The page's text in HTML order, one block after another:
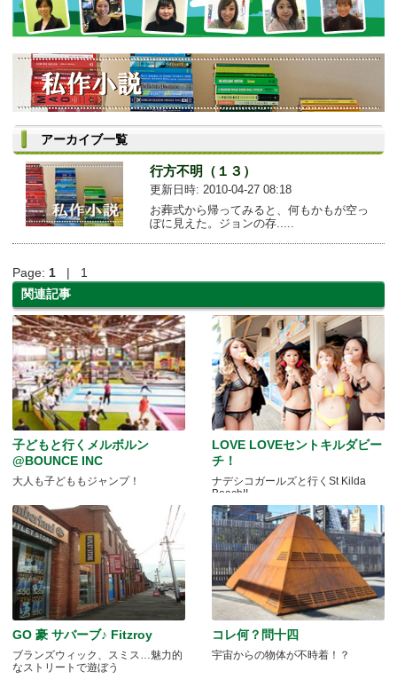
アーカイブ一覧
行方不明（１３）
更新日時: 2010-04-27 08:18
お葬式から帰ってみると、何もかもが空っ
ぽに見えた。ジョンの存.....
Page: 1 | 1
関連記事
子どもと行くメルボルン
@BOUNCE INC
大人も子どももジャンプ！
LOVE LOVEセントキルダビー
チ！
ナデシコガールズと行くSt Kilda
Beach!!
GO 豪 サバーブ♪ Fitzroy
ブランズウィック、スミス…魅力的
なストリートで遊ぼう
コレ何？問十四
宇宙からの物体が不時着！？